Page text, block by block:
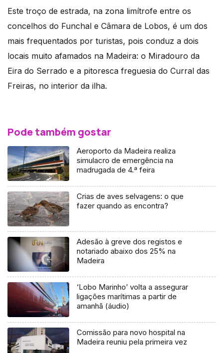
Este troço de estrada, na zona limítrofe entre os
concelhos do Funchal e Câmara de Lobos, é um dos
mais frequentados por turistas, pois conduz a dois
locais muito afamados na Madeira: o Miradouro da
Eira do Serrado e a pitoresca freguesia do Curral das
Freiras, no interior da ilha.
Pode também gostar
Aeroporto da Madeira realiza
simulacro de emergência na
madrugada de 4.ª feira
Crias de aves selvagens: o que
fazer quando as encontra?
Adesão à greve dos registos e
notariado abaixo dos 25% na
Madeira
‘Lobo Marinho’ volta a assegurar
ligações marítimas a partir de
amanhã (áudio)
Comissão para novo hospital na
Madeira reuniu pela primeira vez